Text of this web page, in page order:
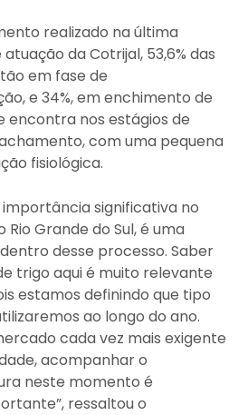
realizado na última
da Cotrijal, 53,6% das
em fase de
e 34%, em enchimento de
encontra nos estágios de
com uma pequena
fisiológica.
significativa no
Grande do Sul, é uma
desse processo. Saber
trigo aqui é muito relevante
estamos definindo que tipo
ao longo do ano.
cada vez mais exigente
acompanhar o
neste momento é
ressaltou o